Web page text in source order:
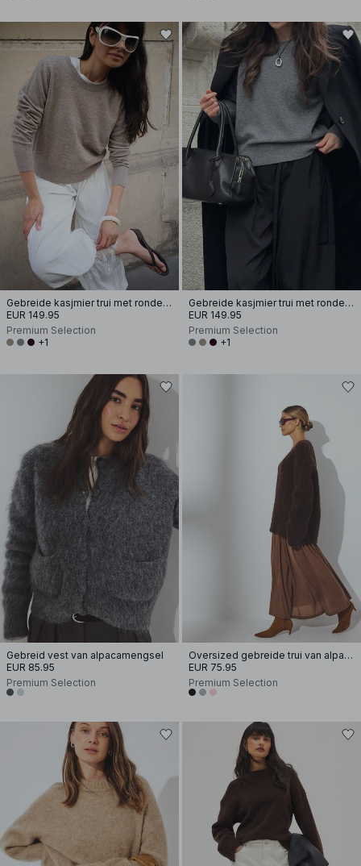
Gebreide kasjmier trui met ronde hals
EUR 149.95
Premium Selection
+1
Gebreide kasjmier trui met ronde hals
EUR 149.95
Premium Selection
+1
Gebreid vest van alpacamengsel
EUR 85.95
Premium Selection
Oversized gebreide trui van alpacamix met lage halslijn
EUR 75.95
Premium Selection